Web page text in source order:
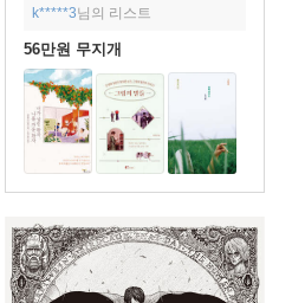
k*****3님의 리스트
56만원 무지개